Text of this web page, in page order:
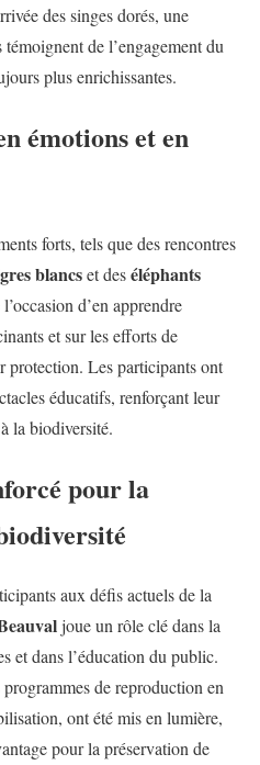
des singes dorés, une
de l’engagement du
plus enrichissantes.
émotions et en
forts, tels que des rencontres
blancset deséléphants
d’en apprendre
et sur les efforts de
protection. Les participants ont
éducatifs, renforçant leur
la biodiversité.
pour la
aux défis actuels de la
joue un rôle clé dans la
et dans l’éducation du public.
de reproduction en
ont été mis en lumière,
pour la préservation de